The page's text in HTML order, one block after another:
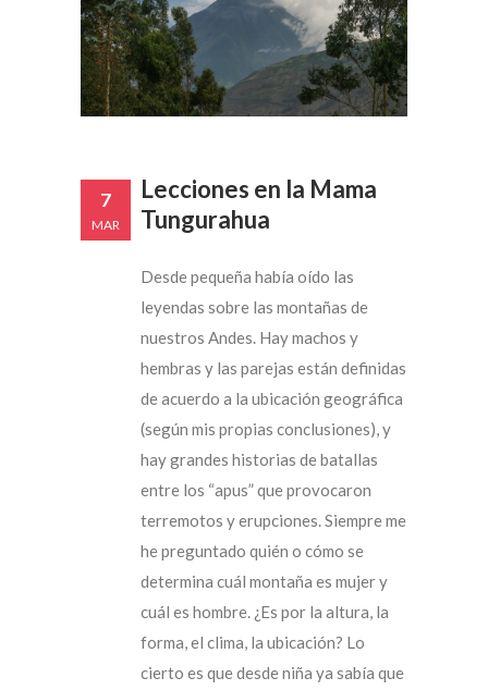
7
MAR
Lecciones en la Mama
Tungurahua
Desde pequeña había oído las
leyendas sobre las montañas de
nuestros Andes. Hay machos y
hembras y las parejas están definidas
de acuerdo a la ubicación geográfica
(según mis propias conclusiones), y
hay grandes historias de batallas
entre los “apus” que provocaron
terremotos y erupciones. Siempre me
he preguntado quién o cómo se
determina cuál montaña es mujer y
cuál es hombre. ¿Es por la altura, la
forma, el clima, la ubicación? Lo
cierto es que desde niña ya sabía que